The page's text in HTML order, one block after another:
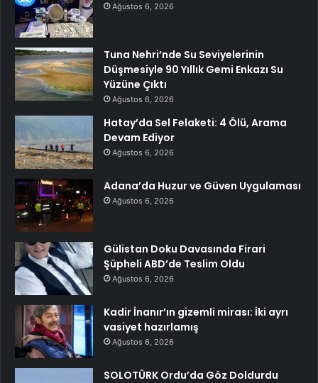
Ağustos 6, 2026
Tuna Nehri’nde Su Seviyelerinin
Düşmesiyle 90 Yıllık Gemi Enkazı Su
Yüzüne Çıktı
Ağustos 6, 2026
Hatay’da Sel Felaketi: 4 Ölü, Arama
Devam Ediyor
Ağustos 6, 2026
Adana’da Huzur ve Güven Uygulaması
Ağustos 6, 2026
Gülistan Doku Davasında Firari
Şüpheli ABD’de Teslim Oldu
Ağustos 6, 2026
Kadir İnanır’ın gizemli mirası: İki ayrı
vasiyet hazırlamış
Ağustos 6, 2026
SOLOTÜRK Ordu’da Göz Doldurdu